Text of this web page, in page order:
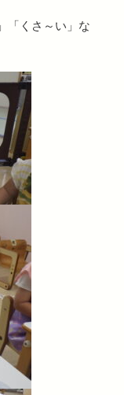
「くさ～い」な